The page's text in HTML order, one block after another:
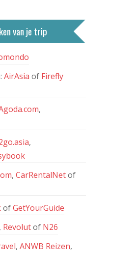
van je trip
AirAsia of Firefly
,
,
, CarRentalNetof
ofGetYourGuide
, Revolutof N26
, ANWB Reizen,